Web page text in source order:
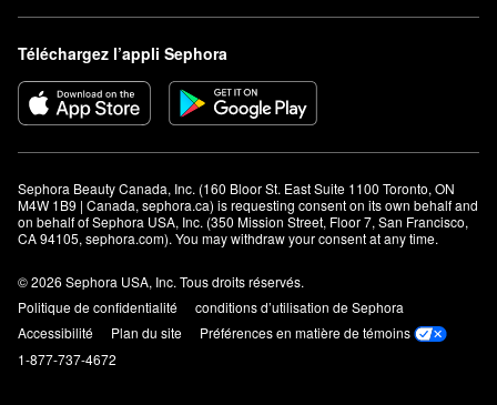
Téléchargez l’appli Sephora
Sephora Beauty Canada, Inc. (160 Bloor St. East Suite 1100 Toronto, ON
M4W 1B9 | Canada, sephora.ca) is requesting consent on its own behalf and
on behalf of Sephora USA, Inc. (350 Mission Street, Floor 7, San Francisco,
CA 94105, sephora.com). You may withdraw your consent at any time.
© 2026 Sephora USA, Inc. Tous droits réservés.
Politique de confidentialité
conditions d’utilisation de Sephora
Accessibilité
Plan du site
Préférences en matière de témoins
1-877-737-4672